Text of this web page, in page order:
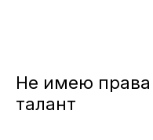
Не имею права
талант